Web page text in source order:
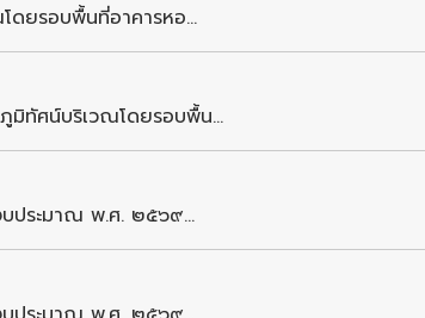
ดยรอบพื้นที่อาคารหอ...
มิทัศน์บริเวณโดยรอบพื้น...
บประมาณ พ.ศ. ๒๕๖๙...